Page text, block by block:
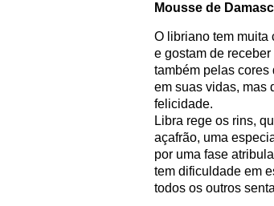
Mousse de
O libriano tem muita
e gostam de
também pelas
em suas vidas, mas
felicidade.
Libra rege os rins,
açafrão, uma
por uma fase
tem dificuldade em
todos os outros